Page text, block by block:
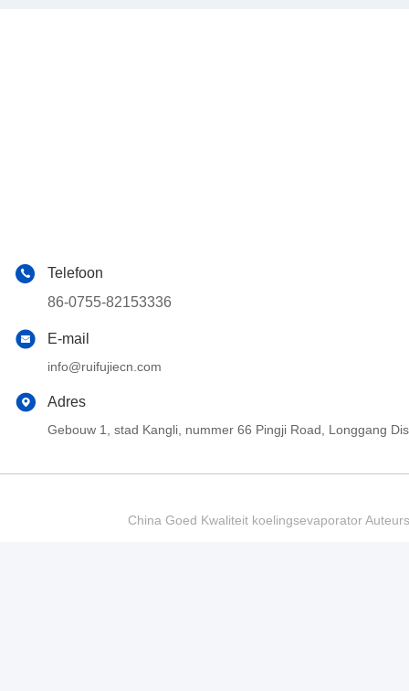
Telefoon
86-0755-82153336
E-mail
info@ruifujiecn.com
Adres
Gebouw 1, stad Kangli, nummer 66 Pingji Road, Longgang
China Goed Kwaliteit koelingsevaporator